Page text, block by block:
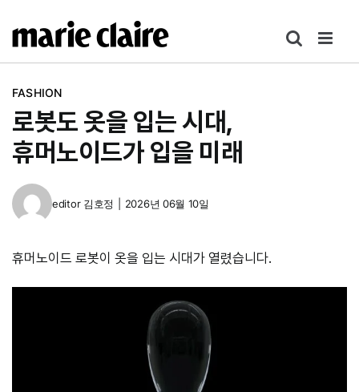
텐
FASHION
로봇도 옷을 입는 시대,
휴머노이드가 입을 미래
editor 김호정 2026년 06월 10일
휴머노이드 로봇이 옷을 입는 시대가 열렸습니다.